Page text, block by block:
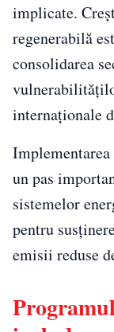
implicate.
regenerabilă
consolidarea
internaționale
un pas
sistemelor
pentru
emisii reduse